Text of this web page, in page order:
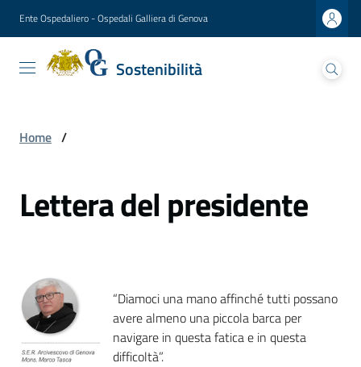
Vai al contenuto
Vai alla navigazione
Vai al footer
Ente Ospedaliero - Ospedali Galliera di Genova
Sostenibilità
Sostenibilità
Ospedali Galliera
Home /
Lettera del presidente
“Diamoci una mano affinché tutti possano
avere almeno una piccola barca per
navigare in questa fatica e in questa
difficoltà”.